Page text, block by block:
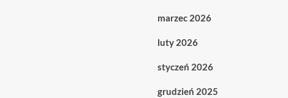
marzec 2026
luty 2026
styczeń 2026
grudzień 2025